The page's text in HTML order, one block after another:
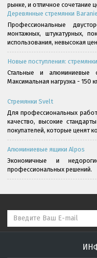
рынке, и отличное сочетание
Деревянные стремянки
Профессиональные
монтажных, штукатурных,
использования, невысокая
Новые поступления:
Стальные и алюминиевые
Максимальная нагрузка - 150
Стремянки Svelt
Для профессиональных
качество, высокие
покупателей, которые ценят
Алюминиевые ящики Alpos
Экономичные и
профессиональных решений.